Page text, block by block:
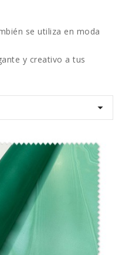
se utiliza en moda
y creativo a tus
